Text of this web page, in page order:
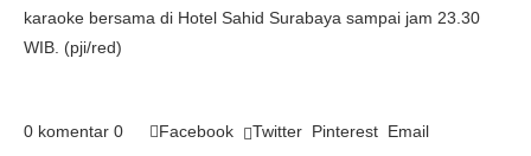
karaoke bersama di Hotel Sahid Surabaya sampai jam 23.30
WIB. (pji/red)
0 komentar 0 Facebook Twitter Pinterest Email